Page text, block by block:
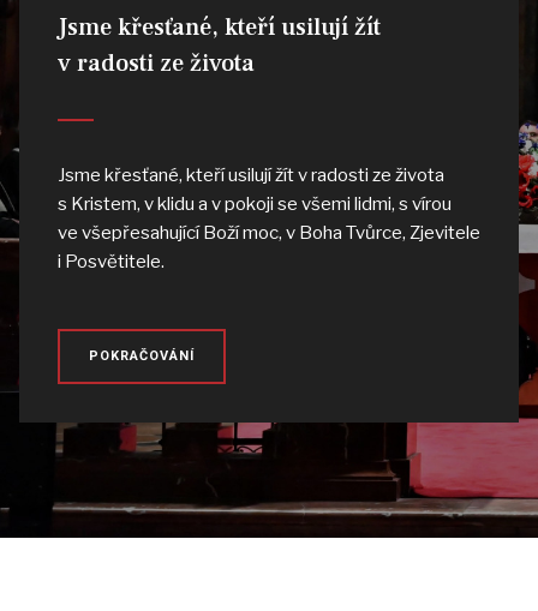
Jsme křesťané, kteří usilují žít
v radosti ze života
Jsme křesťané, kteří usilují žít v radosti ze života
s Kristem, v klidu a v pokoji se všemi lidmi, s vírou
ve všepřesahující Boží moc, v Boha Tvůrce, Zjevitele
i Posvětitele.
POKRAČOVÁNÍ